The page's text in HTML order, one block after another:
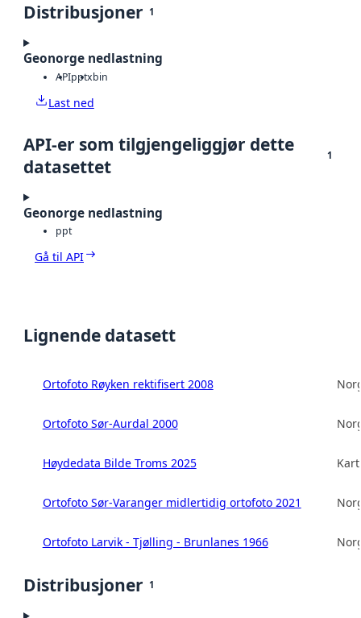
Distribusjoner 1
Geonorge nedlastning
APIpptxbin
Last ned
API-er som tilgjengeliggjør dette
datasettet
1
Geonorge nedlastning
ppt
Gå til API
Lignende datasett
Ortofoto Røyken rektifisert 2008
Ortofoto Sør-Aurdal 2000
Høydedata Bilde Troms 2025
Ortofoto Sør-Varanger midlertidig ortofoto 2021
Ortofoto Larvik - Tjølling - Brunlanes 1966
Distribusjoner 1